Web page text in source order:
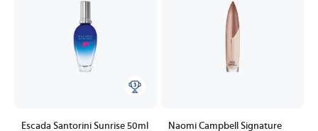
Escada Santorini Sunrise 50ml Naomi Campbell Signature